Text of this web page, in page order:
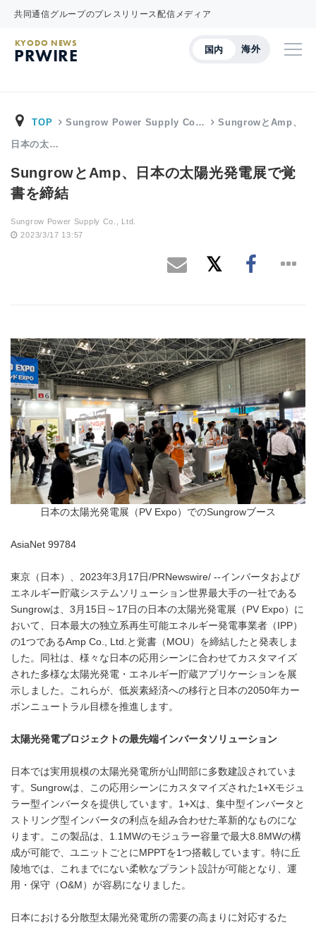
共同通信グループのプレスリリース配信メディア
国内 海外
KYODO NEWS
PRWIRE
TOP Sungrow Power Supply Co… SungrowとAmp、
日本の太…
SungrowとAmp、日本の太陽光発電展で覚
書を締結
Sungrow Power Supply Co., Ltd.
2023/3/17 13:57
日本の太陽光発電展（PV Expo）でのSungrowブース
AsiaNet 99784
東京（日本）、2023年3月17日/PRNewswire/ --インバータおよび
エネルギー貯蔵システムソリューション世界最大手の一社である
Sungrowは、3月15日～17日の日本の太陽光発電展（PV Expo）に
おいて、日本最大の独立系再生可能エネルギー発電事業者（IPP）
の1つであるAmp Co., Ltd.と覚書（MOU）を締結したと発表しま
した。同社は、様々な日本の応用シーンに合わせてカスタマイズ
された多様な太陽光発電・エネルギー貯蔵アプリケーションを展
示しました。これらが、低炭素経済への移行と日本の2050年カー
ボンニュートラル目標を推進します。
太陽光発電プロジェクトの最先端インバータソリューション
日本では実用規模の太陽光発電所が山間部に多数建設されていま
す。Sungrowは、この応用シーンにカスタマイズされた1+Xモジュ
ラー型インバータを提供しています。1+Xは、集中型インバータと
ストリング型インバータの利点を組み合わせた革新的なものにな
ります。この製品は、1.1MWのモジュラー容量で最大8.8MWの構
成が可能で、ユニットごとにMPPTを1つ搭載しています。特に丘
陵地では、これまでにない柔軟なプラント設計が可能となり、運
用・保守（O&M）が容易になりました。
日本における分散型太陽光発電所の需要の高まりに対応するた